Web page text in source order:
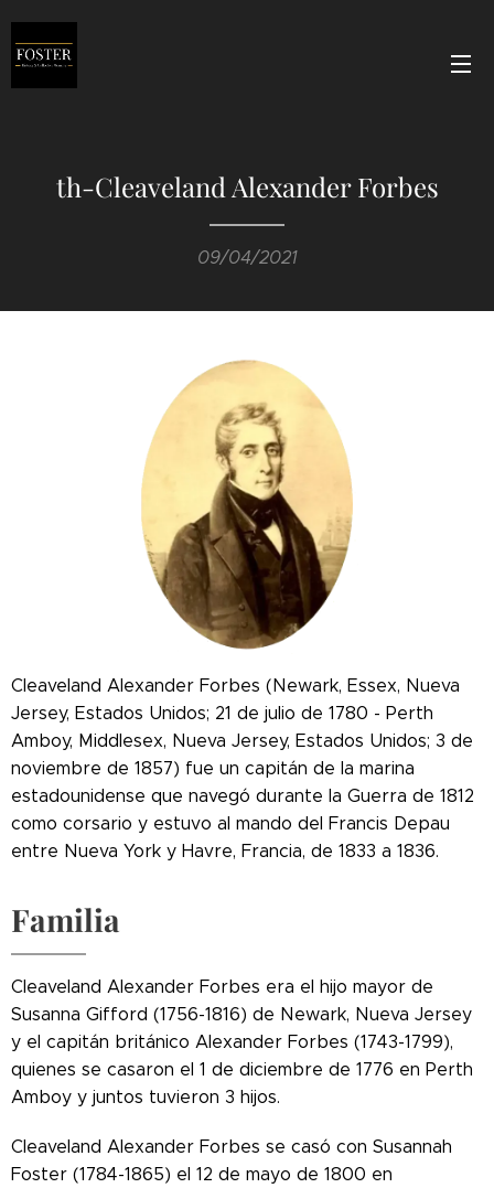
th-Cleaveland Alexander Forbes
09/04/2021
Cleaveland Alexander Forbes (Newark, Essex, Nueva
Jersey, Estados Unidos; 21 de julio de 1780 - Perth
Amboy, Middlesex, Nueva Jersey, Estados Unidos; 3 de
noviembre de 1857) fue un capitán de la marina
estadounidense que navegó durante la Guerra de 1812
como corsario y estuvo al mando del Francis Depau
entre Nueva York y Havre, Francia, de 1833 a 1836.
Familia
Cleaveland Alexander Forbes era el hijo mayor de
Susanna Gifford (1756-1816) de Newark, Nueva Jersey
y el capitán británico Alexander Forbes (1743-1799),
quienes se casaron el 1 de diciembre de 1776 en Perth
Amboy y juntos tuvieron 3 hijos.
Cleaveland Alexander Forbes se casó con Susannah
Foster (1784-1865) el 12 de mayo de 1800 en